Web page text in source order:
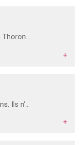
Dans les murs de l'abbaye du Thoronet vibrent à jamais le génie et la foi. Un moine bâtisseur construisit, au XIIe siècle, ce chef-d'ouvre cistercien. Son journal de bord raconte les difficultés techniques infinies, la faiblesse et le courage des hommes, et les doutes qui l'assaillent. Il partage ses angoisses, ses réflexions, et s'émerveille de la rencontre scellée entre l'art et Dieu. Né en 1912, Fernand Pouillon a conçu au cours de sa carrière d'architecte de nombreux bâtiments publics et des équipements en France, en Algérie et en Iran. Les Pierres Sauvages a été récompensé par le prix des Deux-Magots en 1965.
+
"Ils étaient quatre compagnons. Ils n'éprouvaient aucune appréhension, nul mauvais pressentiment et ils auraient sans doute beaucoup ri, si on leur avait annoncé que trois d'entre eux allaient mourir ! " Ainsi commence, en cette année 1133, une sanglante chasse à l'homme qui mènera Galeran de Lesneven de l'Aber Wrac'h, en pays d'Armor, jusqu'à la Normandie. Et c'est au cœur de l'abbaye fameuse du mont saint Michel, dans les sables de la baie, que se poursuivra son parcours initiatique et que, devenu chevalier, sa quête lui apparaîtra dans le sang et les passions des hommes...
+